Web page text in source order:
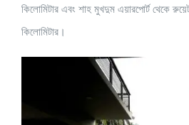
কিলোমিটার এবং শাহ মুখদুম এয়ারপোর্ট থেকে
কিলোমিটার।